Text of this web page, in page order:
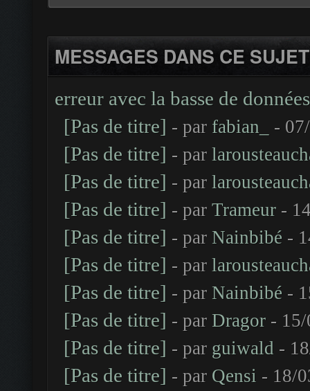
MESSAGES DANS CE SUJET
erreur avec la basse de données
[Pas de titre] - par fabian_ -
[Pas de titre] - par
[Pas de titre] - par
[Pas de titre] - par Trameur -
[Pas de titre] - par Nainbibé -
[Pas de titre] - par
[Pas de titre] - par Nainbibé -
[Pas de titre] - par Dragor -
[Pas de titre] - par guiwald -
[Pas de titre] - par Qensi - 18/